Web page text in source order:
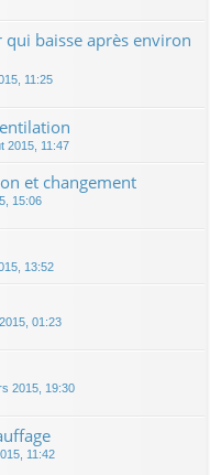
baisse après environ
11:25
2015, 11:47
et changement
15:06
13:52
01:23
2015, 19:30
11:42